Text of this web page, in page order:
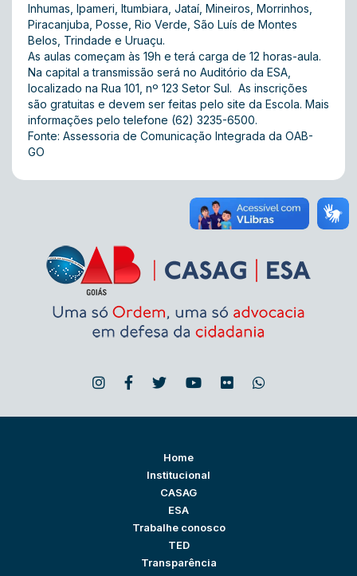
Inhumas, Ipameri, Itumbiara, Jataí, Mineiros, Morrinhos,
Piracanjuba, Posse, Rio Verde, São Luís de Montes
Belos, Trindade e Uruaçu.
As aulas começam às 19h e terá carga de 12 horas-aula.
Na capital a transmissão será no Auditório da ESA,
localizado na Rua 101, nº 123 Setor Sul. As inscrições
são gratuitas e devem ser feitas pelo site da Escola. Mais
informações pelo telefone (62) 3235-6500.
Fonte: Assessoria de Comunicação Integrada da OAB-
GO
Home
Institucional
CASAG
ESA
Trabalhe conosco
TED
Transparência